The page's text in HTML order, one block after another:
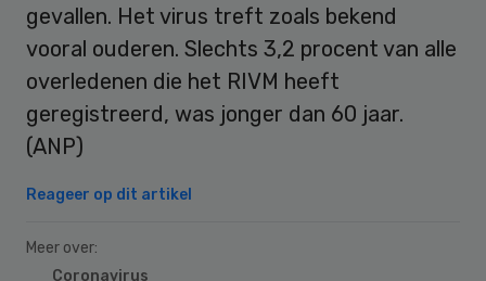
gevallen. Het virus treft zoals bekend
vooral ouderen. Slechts 3,2 procent van alle
overledenen die het RIVM heeft
geregistreerd, was jonger dan 60 jaar.
(ANP)
Reageer op dit artikel
Meer over:
Coronavirus